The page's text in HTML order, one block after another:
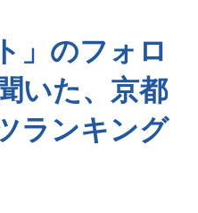
」のフォロ
いた、京都
ランキング